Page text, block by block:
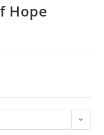
Hope